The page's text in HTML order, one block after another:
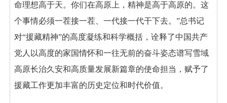
命理想高于天。你们在高原上，精神是高于高原的。这
个事情必须一茬接一茬、一代接一代干下去。”总书记
对“援藏精神”的高度凝练和科学概括，诠释了中国共产
党人以高度的家国情怀和一往无前的奋斗姿态谱写雪域
高原长治久安和高质量发展新篇章的使命担当，赋予了
援藏工作更加丰富的历史定位和时代价值。